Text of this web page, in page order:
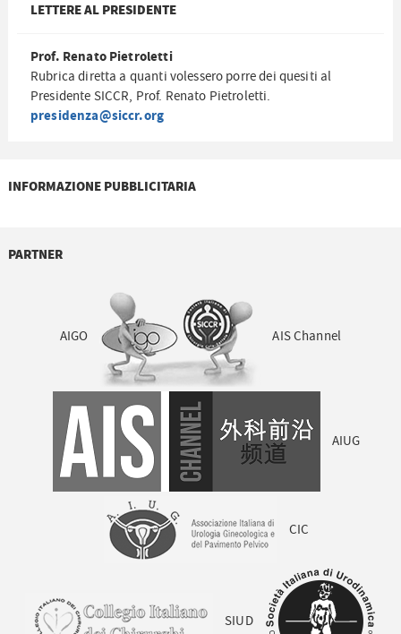
LETTERE AL PRESIDENTE
Prof. Renato Pietroletti
Rubrica diretta a quanti volessero porre dei quesiti al
Presidente SICCR, Prof. Renato Pietroletti.
presidenza@siccr.org
INFORMAZIONE PUBBLICITARIA
PARTNER
AIGO AIS Channel
AIUG
CIC
SIUD